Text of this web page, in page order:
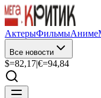
АктерыФильмыАниме
Все новости
$=82,17|€=94,84